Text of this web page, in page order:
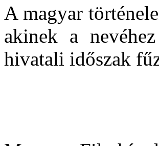
A magyar
akinek a
hivatali időszak